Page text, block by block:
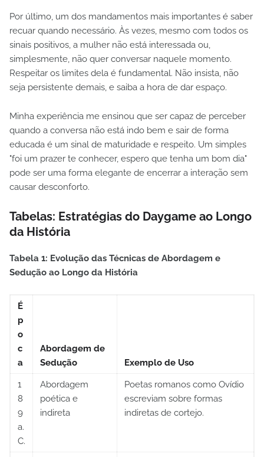
Por último, um dos mandamentos mais importantes é saber
recuar quando necessário. Às vezes, mesmo com todos os
sinais positivos, a mulher não está interessada ou,
simplesmente, não quer conversar naquele momento.
Respeitar os limites dela é fundamental. Não insista, não
seja persistente demais, e saiba a hora de dar espaço.
Minha experiência me ensinou que ser capaz de perceber
quando a conversa não está indo bem e sair de forma
educada é um sinal de maturidade e respeito. Um simples
"foi um prazer te conhecer, espero que tenha um bom dia"
pode ser uma forma elegante de encerrar a interação sem
causar desconforto.
Tabelas: Estratégias do Daygame ao Longo
da História
Tabela 1: Evolução das Técnicas de Abordagem e
Sedução ao Longo da História
É
p
o
c
a
Abordagem de
Sedução
Exemplo de Uso
1
8
9
a.
C.
Abordagem
poética e
indireta
Poetas romanos como Ovídio
escreviam sobre formas
indiretas de cortejo.